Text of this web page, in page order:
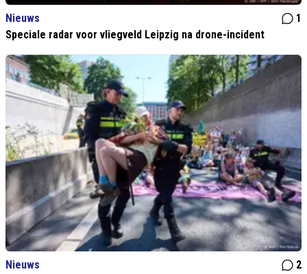
Nieuws
1
Speciale radar voor vliegveld Leipzig na drone-incident
Nieuws
2